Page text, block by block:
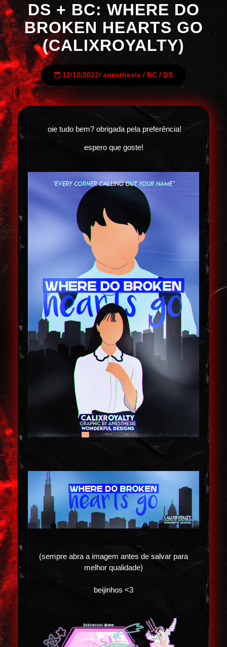
DS + BC: WHERE DO
BROKEN HEARTS GO
(CALIXROYALTY)
12/12/2022/ anesthesie / BC / DS
oie tudo bem? obrigada pela preferência!
espero que goste!
(sempre abra a imagem antes de salvar para
melhor qualidade)
beijinhos <3